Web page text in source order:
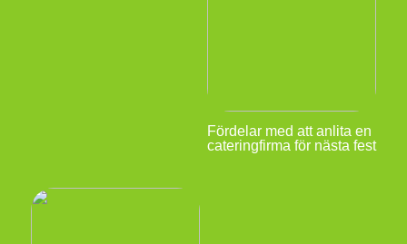
Fördelar med att anlita en
cateringfirma för nästa fest